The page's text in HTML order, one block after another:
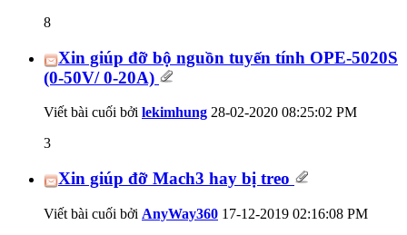
8
Xin giúp đỡ bộ nguồn tuyến tính OPE-5020S
(0-50V/ 0-20A)
Viết bài cuối bởi lekimhung 28-02-2020 08:25:02 PM
3
Xin giúp đỡ Mach3 hay bị treo
Viết bài cuối bởi AnyWay360 17-12-2019 02:16:08 PM